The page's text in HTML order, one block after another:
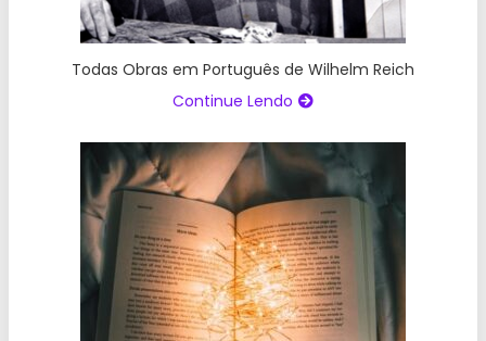
Todas Obras em Português de Wilhelm Reich
Continue Lendo